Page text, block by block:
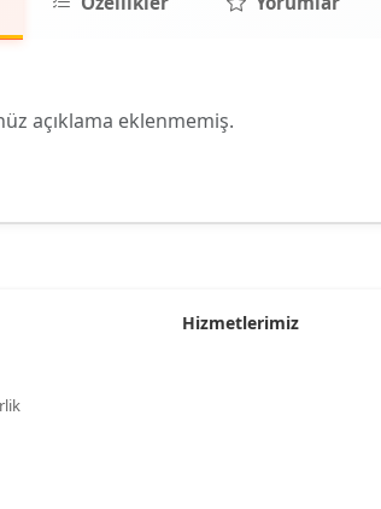
açıklama eklenmemiş.
Hizmetlerimiz